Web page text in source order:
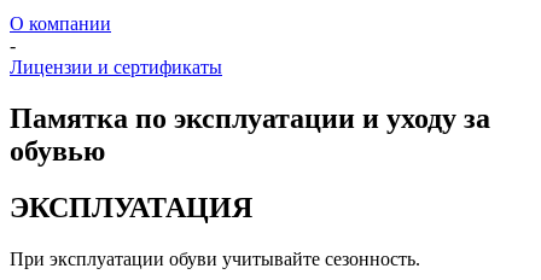
О компании
-
Лицензии и сертификаты
Памятка по эксплуатации и уходу за
обувью
ЭКСПЛУАТАЦИЯ
При эксплуатации обуви учитывайте сезонность.